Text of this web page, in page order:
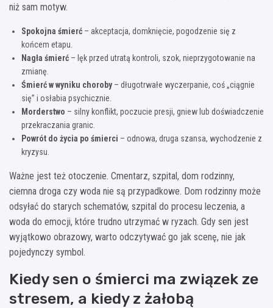
niż sam motyw.
Spokojna śmierć – akceptacja, domknięcie, pogodzenie się z
końcem etapu.
Nagła śmierć – lęk przed utratą kontroli, szok, nieprzygotowanie na
zmianę.
Śmierć w wyniku choroby– długotrwałe wyczerpanie, coś „ciągnie
się” i osłabia psychicznie.
Morderstwo – silny konflikt, poczucie presji, gniew lub doświadczenie
przekraczania granic.
Powrót do życia po śmierci – odnowa, druga szansa, wychodzenie z
kryzysu.
Ważne jest też otoczenie. Cmentarz, szpital, dom rodzinny,
ciemna droga czy woda nie są przypadkowe. Dom rodzinny może
odsyłać do starych schematów, szpital do procesu leczenia, a
woda do emocji, które trudno utrzymać w ryzach. Gdy sen jest
wyjątkowo obrazowy, warto odczytywać go jak scenę, nie jak
pojedynczy symbol.
Kiedy sen o śmierci ma związek ze
stresem, a kiedy z żałobą